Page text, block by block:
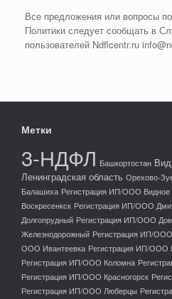
Все предложения или вопросы
Политики следует сообщать в
пользователей Ndflcentr.ru
Метки
3-НДФЛ Башкортостан
Ленинградская область Орехово-
Балашиха Регистрация ИП/ООО Видное
Воскресенкск Регистрация ИП/ООО
Долгопрудный Регистрация ИП/ООО
Железнодорожный Регистрация ИП/
ООО Ивантеевка Регистрация ИП/ООО
Регистрация ИП/ООО Коломна
Регистрация ИП/ООО Красногорск
Регистрация ИП/ООО Люберцы